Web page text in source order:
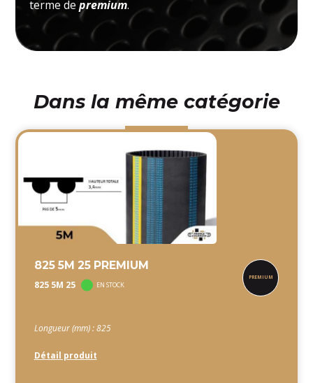
terme depremium.
Dans la même catégorie
825 5M 25 PREMIUM
825 5M 25 EN STOCK
Longueur (mm) : 825
Détail produit